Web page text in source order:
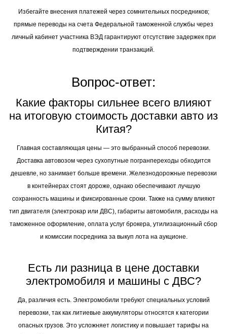
Избегайте внесения платежей через сомнительных посредников;
прямые переводы на счета Федеральной таможенной службы через
личный кабинет участника ВЭД гарантируют отсутствие задержек при
подтверждении транзакций.
Вопрос-ответ:
Какие факторы сильнее всего влияют
на итоговую стоимость доставки авто из
Китая?
Главная составляющая цены — это выбранный способ перевозки.
Доставка автовозом через сухопутные погранпереходы обходится
дешевле, но занимает больше времени. Железнодорожные перевозки
в контейнерах стоят дороже, однако обеспечивают лучшую
сохранность машины и фиксированные сроки. Также на сумму влияют
тип двигателя (электрокар или ДВС), габариты автомобиля, расходы на
таможенное оформление, оплата услуг брокера, утилизационный сбор
и комиссии посредника за выкуп лота на аукционе.
Есть ли разница в цене доставки
электромобиля и машины с ДВС?
Да, различия есть. Электромобили требуют специальных условий
перевозки, так как литиевые аккумуляторы относятся к категории
опасных грузов. Это усложняет логистику и повышает тарифы на